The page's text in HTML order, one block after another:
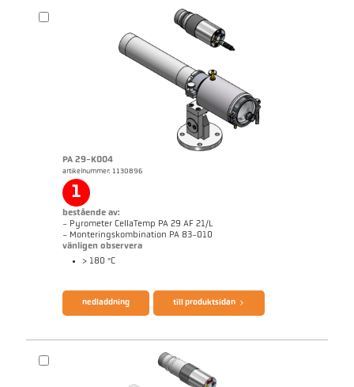
broschyr CellaPort PT Questionnaire Radiation Pyrometers
PA 29-K004
artikelnummer: 1130896
1
bestående av:
- Pyrometer CellaTemp PA 29 AF 21/L
- Monteringskombination PA 83-010
vänligen observera
> 180 °C
nedladdning till produktsidan